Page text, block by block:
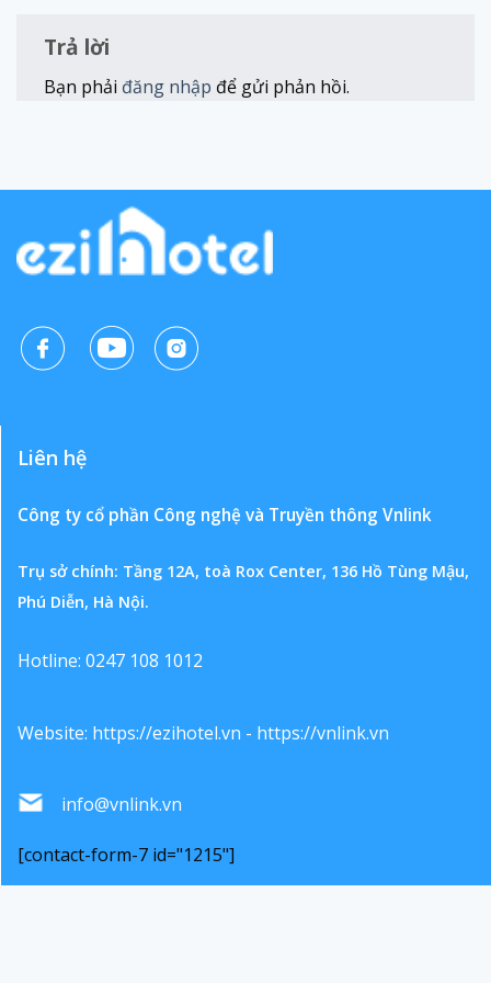
Trả lời
Bạn phải đăng nhập để gửi phản hồi.
Liên hệ
Công ty cổ phần Công nghệ và Truyền thông Vnlink
Trụ sở chính: Tầng 12A, toà Rox Center, 136 Hồ Tùng Mậu,
Phú Diễn, Hà Nội.
Hotline: 0247 108 1012
Website: https://ezihotel.vn - https://vnlink.vn
info@vnlink.vn
[contact-form-7 id="1215"]